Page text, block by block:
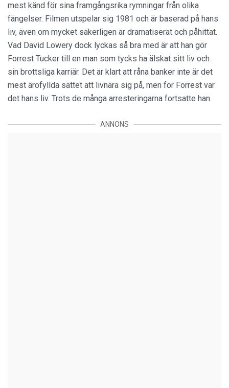
mest känd för sina framgångsrika rymningar från olika
fängelser. Filmen utspelar sig 1981 och är baserad på hans
liv, även om mycket säkerligen är dramatiserat och påhittat.
Vad David Lowery dock lyckas så bra med är att han gör
Forrest Tucker till en man som tycks ha älskat sitt liv och
sin brottsliga karriär. Det är klart att råna banker inte är det
mest ärofyllda sättet att livnära sig på, men för Forrest var
det hans liv. Trots de många arresteringarna fortsatte han.
ANNONS